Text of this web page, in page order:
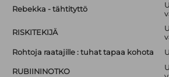
Rebekka - tähtityttö
RISKITEKIJÄ
Rohtoja raatajille : tuhat tapaa kohota
RUBIININOTKO